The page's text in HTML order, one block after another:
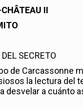
II
SECRETO
de Carcassonne
la lectura del
desvelar a cuánto